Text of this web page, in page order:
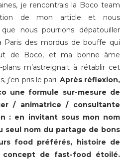
je rencontrais la Boco team
de mon article et nous
nous pourrions dépatouiller
Paris des mordus de bouffe qui
de Boco, et ma bonne âme
m’astreignait à rétablir cet
j’en pris le pari. Après réflexion,
une formule sur-mesure de
/ animatrice / consultante
: en invitant sous mon nom
seul nom du partage de bons
food préférés, histoire de
de fast-food étoilé.